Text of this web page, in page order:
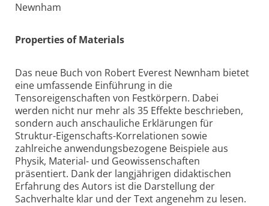
Newnham
Properties of Materials
Das neue Buch von Robert Everest Newnham bietet
eine umfassende Einführung in die
Tensoreigenschaften von Festkörpern. Dabei
werden nicht nur mehr als 35 Effekte beschrieben,
sondern auch anschauliche Erklärungen für
Struktur-Eigenschafts-Korrelationen sowie
zahlreiche anwendungsbezogene Beispiele aus
Physik, Material- und Geowissenschaften
präsentiert. Dank der langjährigen didaktischen
Erfahrung des Autors ist die Darstellung der
Sachverhalte klar und der Text angenehm zu lesen.